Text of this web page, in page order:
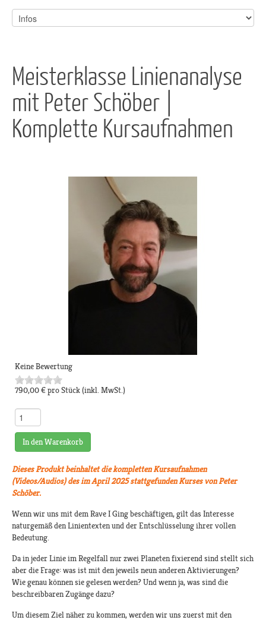
Meisterklasse Linienanalyse
mit Peter Schöber |
Komplette Kursaufnahmen
Keine Bewertung
790,00 €pro Stück(inkl. MwSt.)
In den Warenkorb
Dieses Produkt beinhaltet die kompletten Kursaufnahmen
(Videos/Audios) des im April 2025 stattgefunden Kurses von Peter
Schöber.
Wenn wir uns mit dem Rave I Ging beschäftigen, gilt das Interesse
naturgemäß den Linientexten und der Entschlüsselung ihrer vollen
Bedeutung.
Da in jeder Linie im Regelfall nur zwei Planeten fixierend sind stellt sich
aber die Frage: was ist mit den jeweils neun anderen Aktivierungen?
Wie genau können sie gelesen werden? Und wenn ja, was sind die
beschreibbaren Zugänge dazu?
Um diesem Ziel näher zu kommen, werden wir uns zuerst mit den